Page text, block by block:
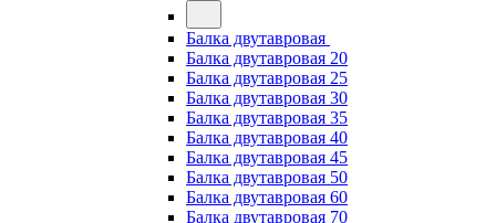
Балка двутавровая
Балка двутавровая 20
Балка двутавровая 25
Балка двутавровая 30
Балка двутавровая 35
Балка двутавровая 40
Балка двутавровая 45
Балка двутавровая 50
Балка двутавровая 60
Балка двутавровая 70